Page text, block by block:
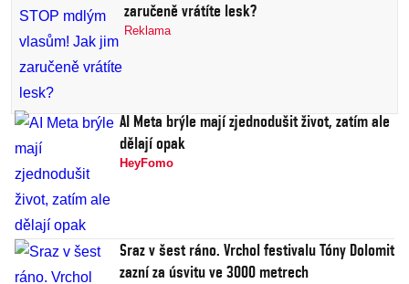
zaručeně vrátíte lesk?
Reklama
AI Meta brýle mají zjednodušit život, zatím ale
dělají opak
HeyFomo
Sraz v šest ráno. Vrchol festivalu Tóny Dolomit
zazní za úsvitu ve 3000 metrech